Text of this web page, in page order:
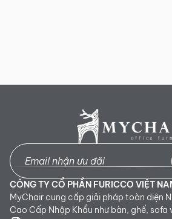
CÔNG TY CỔ PHẦN FURICCO VIỆT
MyChair cung cấp giải pháp toàn diện
Cao Cấp Nhập Khẩu như bàn, ghế, sofa